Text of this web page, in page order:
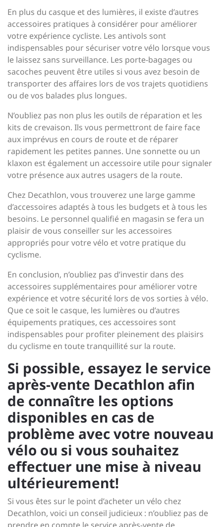
En plus du casque et des lumières, il existe d’autres
accessoires pratiques à considérer pour améliorer
votre expérience cycliste. Les antivols sont
indispensables pour sécuriser votre vélo lorsque vous
le laissez sans surveillance. Les porte-bagages ou
sacoches peuvent être utiles si vous avez besoin de
transporter des affaires lors de vos trajets quotidiens
ou de vos balades plus longues.
N’oubliez pas non plus les outils de réparation et les
kits de crevaison. Ils vous permettront de faire face
aux imprévus en cours de route et de réparer
rapidement les petites pannes. Une sonnette ou un
klaxon est également un accessoire utile pour signaler
votre présence aux autres usagers de la route.
Chez Decathlon, vous trouverez une large gamme
d’accessoires adaptés à tous les budgets et à tous les
besoins. Le personnel qualifié en magasin se fera un
plaisir de vous conseiller sur les accessoires
appropriés pour votre vélo et votre pratique du
cyclisme.
En conclusion, n’oubliez pas d’investir dans des
accessoires supplémentaires pour améliorer votre
expérience et votre sécurité lors de vos sorties à vélo.
Que ce soit le casque, les lumières ou d’autres
équipements pratiques, ces accessoires sont
indispensables pour profiter pleinement des plaisirs
du cyclisme en toute tranquillité sur la route.
Si possible, essayez le service
après-vente Decathlon afin
de connaître les options
disponibles en cas de
problème avec votre nouveau
vélo ou si vous souhaitez
effectuer une mise à niveau
ultérieurement!
Si vous êtes sur le point d’acheter un vélo chez
Decathlon, voici un conseil judicieux : n’oubliez pas de